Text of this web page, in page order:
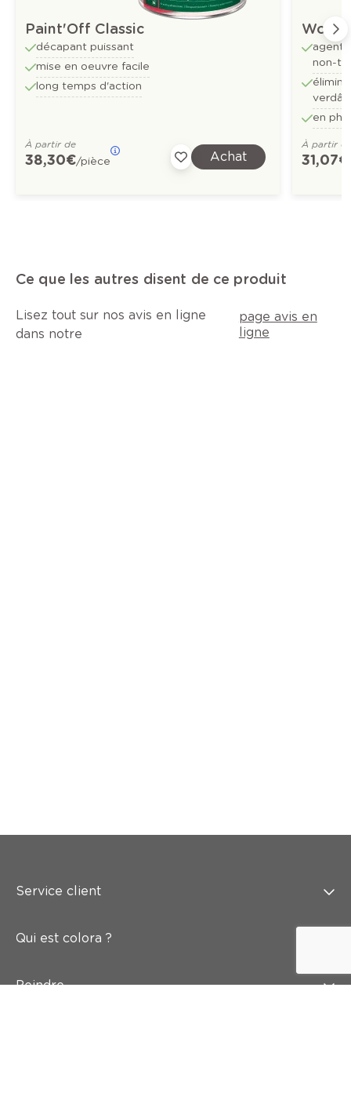
Paint'Off Classic
décapant puissant
mise en oeuvre facile
long temps d'action
À partir de
38,30 €/pièce Achat
agent
non-
en
À partir
31,07 €
Ce que les autres disent de ce produit
Lisez tout sur nos avis en ligne
dans notre
page avis en
ligne
Service client
Qui est colora ?
Peindre